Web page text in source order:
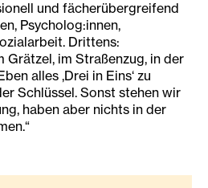
und fächerübergreifend
Psycholog:innen,
Drittens:
im Straßenzug, in der
alles ,Drei in Eins‘ zu
Schlüssel. Sonst stehen wir
haben aber nichts in der